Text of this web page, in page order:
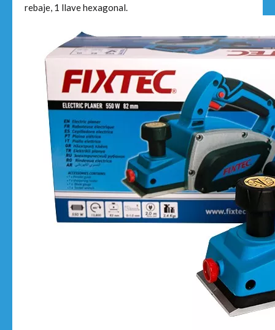
rebaje, 1 llave hexagonal.